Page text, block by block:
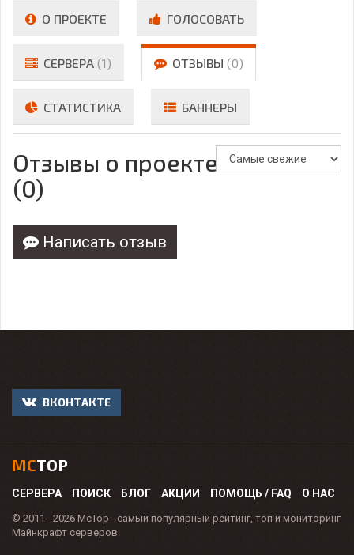
О ПРОЕКТЕ ГОЛОСОВАТЬ
СЕРВЕРА (1) ОТЗЫВЫ (0)
СТАТИСТИКА БАННЕРЫ
Отзывы о проекте
(0)
Написать отзыв
ВКОНТАКТЕ
MCTOP
СЕРВЕРА ПОИСК БЛОГ АКЦИИ ПОМОЩЬ / FAQ О НАС
© 2011 - 2026 McTop - самый популярный рейтинг, топ и мониторинг
Майнкрафт серверов.